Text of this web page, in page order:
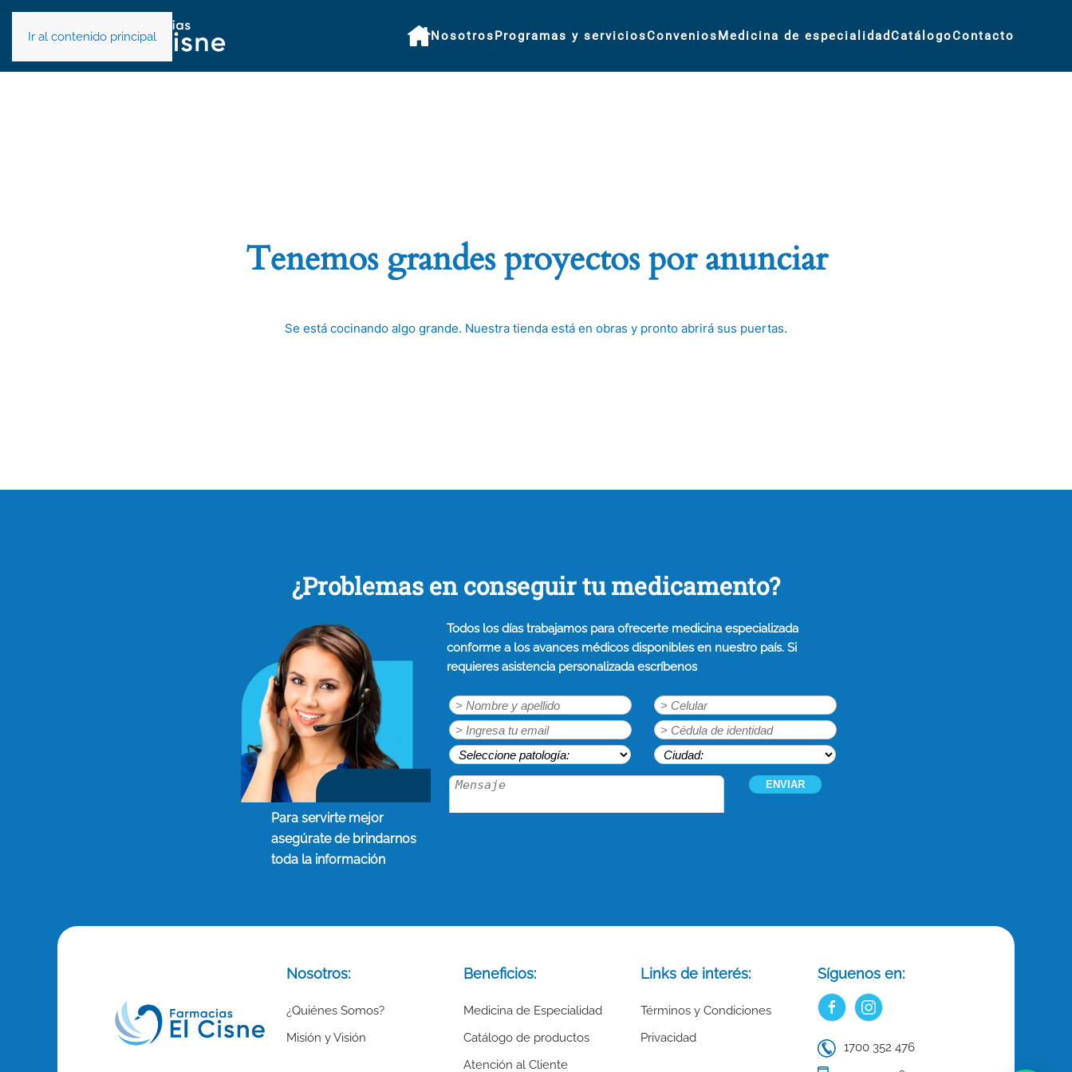
Ir al contenido principal NosotrosProgramas y serviciosConveniosMedicina de especialidad CatálogoContacto
Tenemos grandes proyectos por anunciar
Se está cocinando algo grande. Nuestra tienda está en obras y pronto abrirá sus puertas.
¿Problemas en conseguir tu medicamento?
Para servirte mejor
asegúrate de brindarnos
toda la información
Todos los días trabajamos para ofrecerte medicina especializada
conforme a los avances médicos disponibles en nuestro país. Si
requieres asistencia personalizada escríbenos
Nosotros:
¿Quiénes Somos?
Misión y Visión
Beneficios:
Medicina de Especialidad
Catálogo de productos
Atención al Cliente
Links de interés:
Términos y Condiciones
Privacidad
Síguenos en:
1700 352 476